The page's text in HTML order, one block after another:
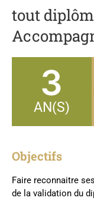
tout
3
AN(S)
Objectifs
Faire reconnaitre
de la validation du